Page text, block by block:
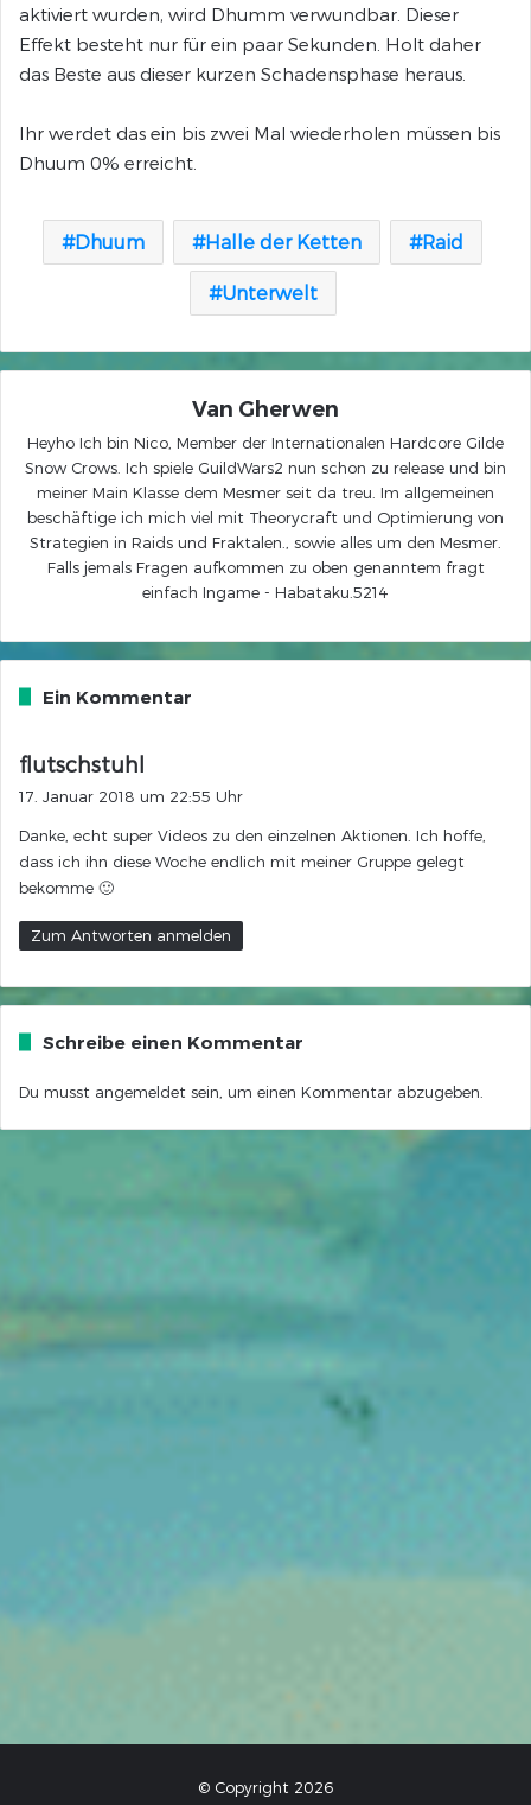
aktiviert wurden, wird Dhumm verwundbar. Dieser
Effekt besteht nur für ein paar Sekunden. Holt daher
das Beste aus dieser kurzen Schadensphase heraus.
Ihr werdet das ein bis zwei Mal wiederholen müssen bis
Dhuum 0% erreicht.
Dhuum Halle der Ketten Raid
Unterwelt
Van Gherwen
Heyho Ich bin Nico, Member der Internationalen Hardcore Gilde
Snow Crows. Ich spiele GuildWars2 nun schon zu release und bin
meiner Main Klasse dem Mesmer seit da treu. Im allgemeinen
beschäftige ich mich viel mit Theorycraft und Optimierung von
Strategien in Raids und Fraktalen., sowie alles um den Mesmer.
Falls jemals Fragen aufkommen zu oben genanntem fragt
einfach Ingame - Habataku.5214
Ein Kommentar
flutschstuhl
t
:
17. Januar 2018 um 22:55 Uhr
Danke, echt super Videos zu den einzelnen Aktionen. Ich hoffe,
dass ich ihn diese Woche endlich mit meiner Gruppe gelegt
bekomme 🙂
Zum Antworten anmelden
Schreibe einen Kommentar
Du musst angemeldet sein, um einen Kommentar abzugeben.
© Copyright 2026